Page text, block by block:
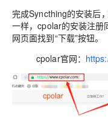
完成Syncthing的安装后
一样，cpolar的安装注册
网页面找到“下载”按钮。
cpolar官网：